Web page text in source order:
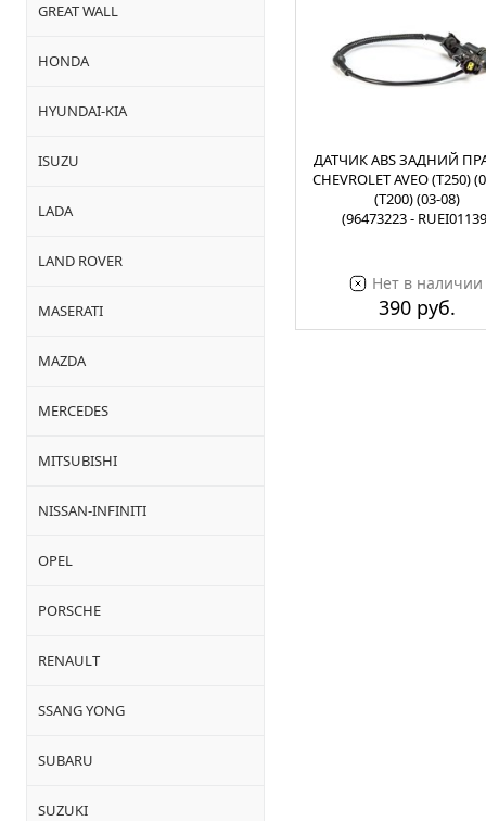
GREAT WALL
HONDA
HYUNDAI-KIA
ISUZU
LADA
LAND ROVER
MASERATI
MAZDA
MERCEDES
MITSUBISHI
NISSAN-INFINITI
OPEL
PORSCHE
RENAULT
SSANG YONG
SUBARU
SUZUKI
ДАТЧИК ABS ЗАДНИЙ
CHEVROLET AVEO (T250)
(T200) (03-08)
(96473223 -
Нет в наличии
390 руб.